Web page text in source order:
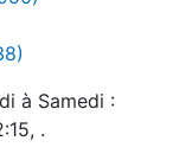
à Samedi :
.